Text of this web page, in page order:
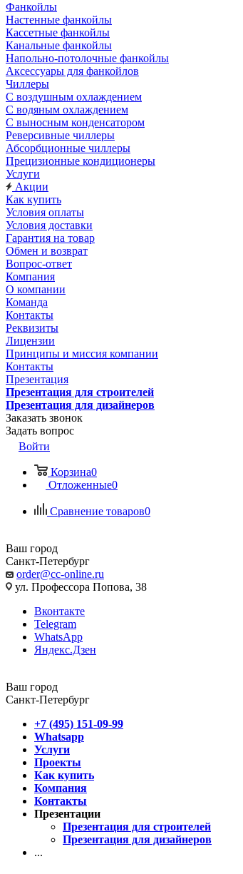
Фанкойлы
Настенные фанкойлы
Кассетные фанкойлы
Канальные фанкойлы
Напольно-потолочные фанкойлы
Аксессуары для фанкойлов
Чиллеры
С воздушным охлаждением
С водяным охлаждением
С выносным конденсатором
Реверсивные чиллеры
Абсорбционные чиллеры
Прецизионные кондиционеры
Услуги
Акции
Как купить
Условия оплаты
Условия доставки
Гарантия на товар
Обмен и возврат
Вопрос-ответ
Компания
О компании
Команда
Контакты
Реквизиты
Лицензии
Принципы и миссия компании
Контакты
Презентация
Презентация для строителей
Презентация для дизайнеров
Заказать звонок
Задать вопрос
Войти
Корзина0
Отложенные0
Сравнение товаров0
Ваш город
Санкт-Петербург
order@cc-online.ru
ул. Профессора Попова, 38
Вконтакте
Telegram
WhatsApp
Яндекс.Дзен
Ваш город
Санкт-Петербург
+7 (495) 151-09-99
Whatsapp
Услуги
Проекты
Как купить
Компания
Контакты
Презентации
Презентация для строителей
Презентация для дизайнеров
...